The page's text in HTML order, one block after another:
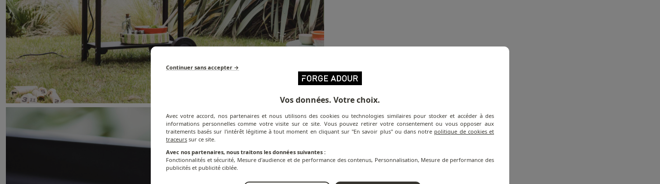
Continuer sans accepter →
Vos données. Votre choix.
Avec votre accord, nos partenaires et nous utilisons des cookies ou technologies similaires pour stocker et accéder à des
informations personnelles comme votre visite sur ce site. Vous pouvez retirer votre consentement ou vous opposer aux
traitements basés sur l'intérêt légitime à tout moment en cliquant sur "En savoir plus" ou dans notre politique de cookies et
traceurs sur ce site.
Avec nos partenaires, nous traitons les données suivantes :
Fonctionnalités et sécurité, Mesure d'audience et de performance des contenus, Personnalisation, Mesure de performance des
publicités et publicité ciblée.